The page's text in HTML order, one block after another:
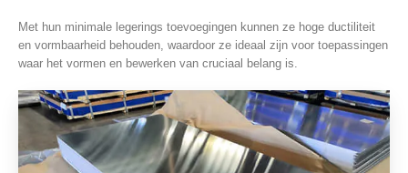
Met hun minimale legerings toevoegingen kunnen ze hoge ductiliteit
en vormbaarheid behouden, waardoor ze ideaal zijn voor toepassingen
waar het vormen en bewerken van cruciaal belang is.